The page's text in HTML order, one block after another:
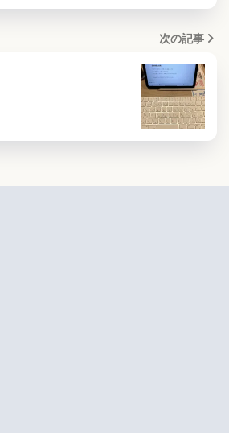
次の記事